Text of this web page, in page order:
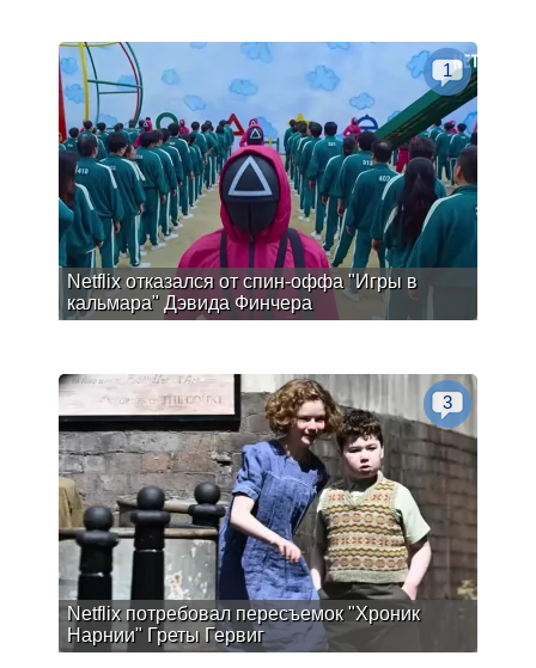
Netflix отказался от спин-оффа "Игры в
кальмара" Дэвида Финчера
1
Netflix потребовал пересъемок "Хроник
Нарнии" Греты Гервиг
3